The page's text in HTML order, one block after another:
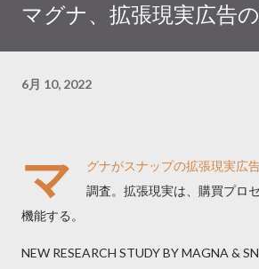
マグナ、拡張現実広告
6月 10, 2022
マ
グナがスナップの拡張現実広
調査。拡張現実は、購買プロ
機能する。
NEW RESEARCH STUDY BY MAGNA &